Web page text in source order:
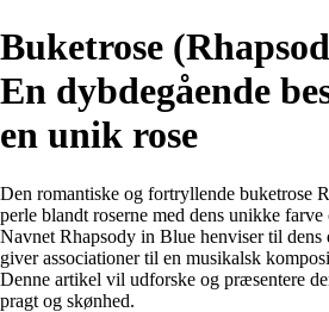
Buketrose
En dybdegående
en unik rose
Den romantiske og fortryllende buketrose
perle blandt roserne med dens unikke farve
Navnet Rhapsody in Blue henviser til dens
giver associationer til en musikalsk
Denne artikel vil udforske og præsentere
pragt og skønhed.